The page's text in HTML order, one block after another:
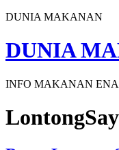
DUNIA MAKANAN
DUNIA
INFO MAKANAN